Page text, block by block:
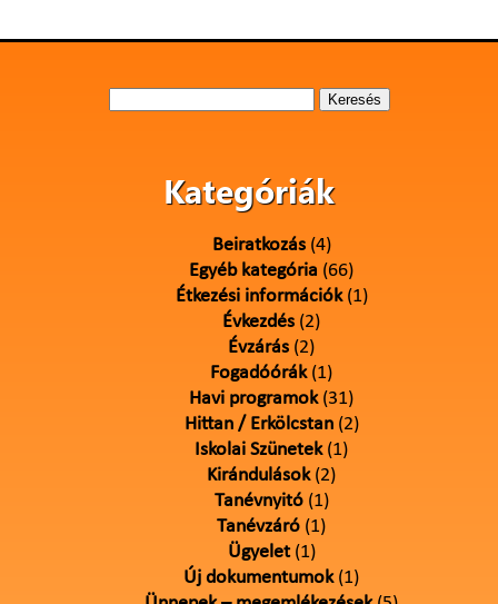
Kategóriák
Beiratkozás(4)
Egyéb kategória (66)
Étkezési információk(1)
Évkezdés (2)
Évzárás (2)
Fogadóórák(1)
Havi programok(31)
Hittan / Erkölcstan(2)
Iskolai Szünetek(1)
Kirándulások(2)
Tanévnyitó(1)
Tanévzáró (1)
Ügyelet(1)
Új dokumentumok(1)